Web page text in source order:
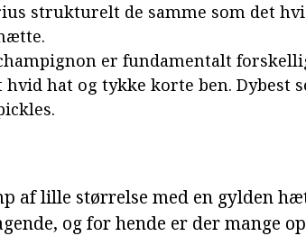
strukturelt de samme som det
er fundamentalt
hat og tykke korte ben. Dybest
af lille størrelse med en gylden
og for hende er der mange